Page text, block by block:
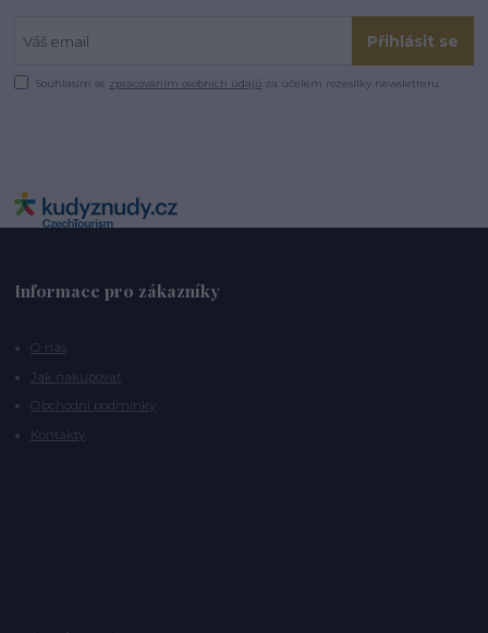
Přihlásit se
Souhlasím se zpracováním osobních údajů za účelem rozesílky newsletteru.
Informace pro zákazníky
O nás
Jak nakupovat
Obchodní podmínky
Kontakty